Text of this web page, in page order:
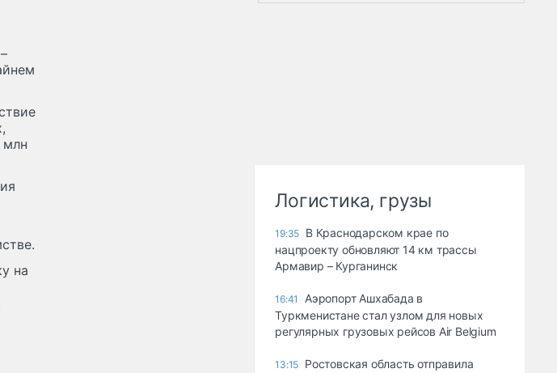
млн
на
Логистика, грузы
19:35 В Краснодарском крае по
нацпроекту обновляют 14 км трассы
Армавир – Курганинск
16:41
Аэропорт Ашхабада в
Туркменистане стал узлом для новых
регулярных грузовых рейсов Air Belgium
13:15 Ростовская область отправила